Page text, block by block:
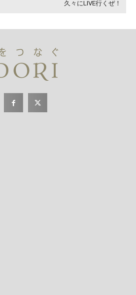
久々にLIVE行くぜ！